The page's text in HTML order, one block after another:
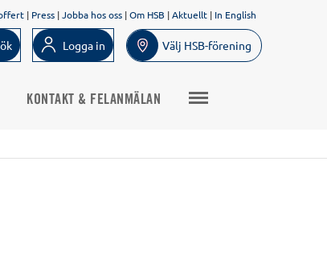
| Press |Jobba hos oss |Om HSB |Aktuellt | In English
Logga in Välj HSB-förening
KONTAKT & FELANMÄLAN